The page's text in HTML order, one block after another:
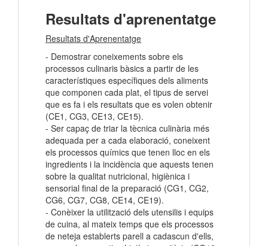
Resultats d'aprenentatge
Resultats d'Aprenentatge
- Demostrar coneixements sobre els
processos culinaris bàsics a partir de les
característiques específiques dels aliments
que componen cada plat, el tipus de servei
que es fa i els resultats que es volen obtenir
(CE1, CG3, CE13, CE15).
- Ser capaç de triar la tècnica culinària més
adequada per a cada elaboració, coneixent
els processos químics que tenen lloc en els
ingredients i la incidència que aquests tenen
sobre la qualitat nutricional, higiènica i
sensorial final de la preparació (CG1, CG2,
CG6, CG7, CG8, CE14, CE19).
- Conèixer la utilització dels utensilis i equips
de cuina, al mateix temps que els processos
de neteja establerts parell a cadascun d'ells,